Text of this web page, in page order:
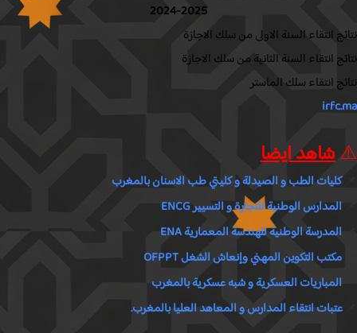
2024-2025
انتقاء السنة الاولى من سلك الاجازة
انتقاء السنة الثانية من سلك الاجازة
انتقاء سلك الماستر
شاهد ايضا
كليات الطب و الصيدلة و كليتي طب الاسنان بالمغرب
المدارس الوطنية للتجارة و التسيير ENCG
المدرسة الوطنية للهندسة المعمارية ENA
مكتب التكوين المهني وإنعاش الشغل OFPPT
المباريات العسكرية و شبه عسكرية بالمغرب
عتبات انتقاء المدارس و المعاهد العليا بالمغرب.